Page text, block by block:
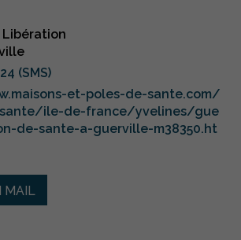
Libération
(SMS)
et-poles-de-sante.com/
sante/ile-de-france/yvelines/gue
de-sante-a-guerville-m38350.ht
MAIL